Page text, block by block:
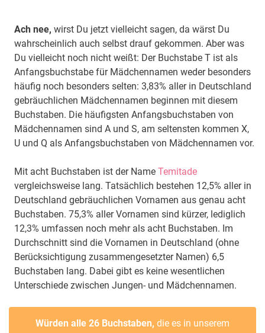
Ach nee, wirst Du jetzt vielleicht sagen, da wärst Du
wahrscheinlich auch selbst drauf gekommen. Aber was
Du vielleicht noch nicht weißt: Der Buchstabe T ist als
Anfangsbuchstabe für Mädchennamen weder besonders
häufig noch besonders selten: 3,83% aller in Deutschland
gebräuchlichen Mädchennamen beginnen mit diesem
Buchstaben. Die häufigsten Anfangsbuchstaben von
Mädchennamen sind A und S, am seltensten kommen X,
U und Q als Anfangsbuchstaben von Mädchennamen vor.
Mit acht Buchstaben ist der Name Temitade
vergleichsweise lang. Tatsächlich bestehen 12,5% aller in
Deutschland gebräuchlichen Vornamen aus genau acht
Buchstaben. 75,3% aller Vornamen sind kürzer, lediglich
12,3% umfassen noch mehr als acht Buchstaben. Im
Durchschnitt sind die Vornamen in Deutschland (ohne
Berücksichtigung zusammengesetzter Namen) 6,5
Buchstaben lang. Dabei gibt es keine wesentlichen
Unterschiede zwischen Jungen- und Mädchennamen.
Würden alle 26 Buchstaben, die es in unserem